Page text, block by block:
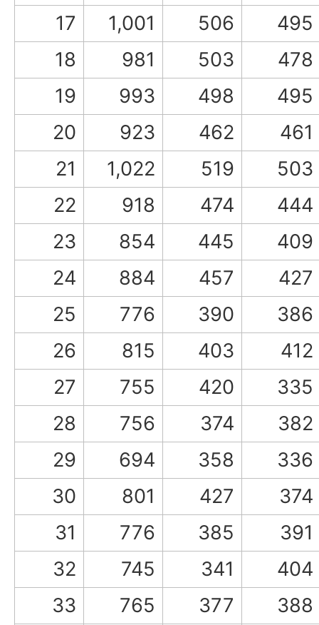
17
1,001 506
495
18
981 503
478
19
993 498
495
20
923 462
461
21
1,022 519
503
22
918 474
444
23
854 445
409
24
884 457
427
25
776 390
386
26
815 403
412
27
755 420
335
28
756 374
382
29
694 358
336
30
801 427
374
31
776 385
391
32
745 341
404
33
765 377
388